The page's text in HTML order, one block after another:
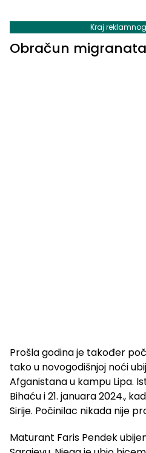
Kraj
Obračun migranata
Prošla godina je također
tako u novogodišnjoj noći
Afganistana u kampu Lipa.
Bihaću i 21. januara 2024.,
Sirije. Počinilac nikada nije
Maturant Faris Pendek